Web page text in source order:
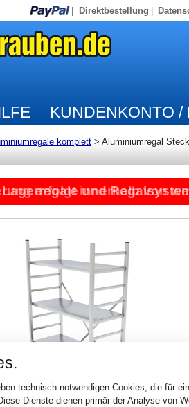
Direktbestellung
KUNDENKONTO /
komplett > Aluminiumregal
und
erfolgt innerhalb von
technisch notwendigen Cookies, die für
Dienste dienen primär der Analyse von